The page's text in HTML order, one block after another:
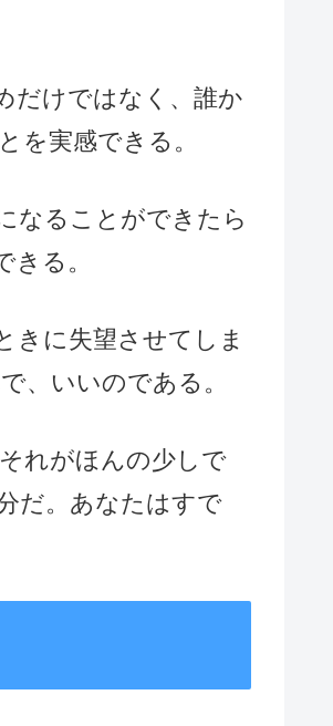
だけではなく、誰か
を実感できる。
なることができたら
る。
きに失望させてしま
、いいのである。
れがほんの少しで
だ。あなたはすで